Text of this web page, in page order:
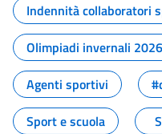
Indennità collaboratori
Olimpiadi invernali 2026
Agenti sportivi
Sport e scuola